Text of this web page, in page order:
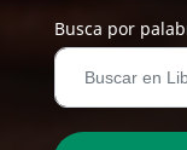
Busca por